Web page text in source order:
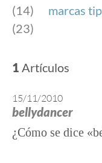
(14)
marcas
(23)
1 Artículos
15/11/2010
bellydancer
¿Cómo se dice